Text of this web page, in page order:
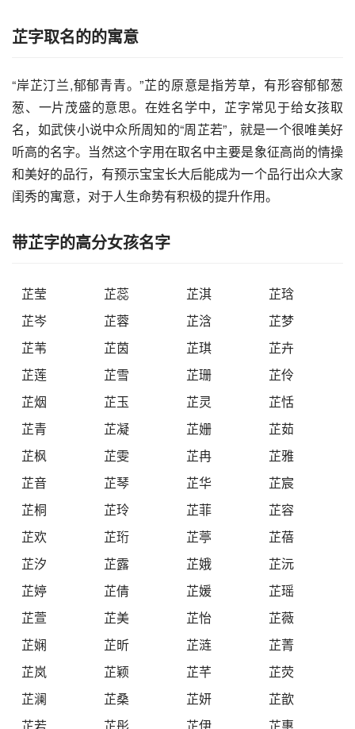
芷字取名的的寓意
“岸芷汀兰,郁郁青青。”芷的原意是指芳草，有形容郁郁葱
葱、一片茂盛的意思。在姓名学中，芷字常见于给女孩取
名，如武侠小说中众所周知的“周芷若”，就是一个很唯美好
听高的名字。当然这个字用在取名中主要是象征高尚的情操
和美好的品行，有预示宝宝长大后能成为一个品行出众大家
闺秀的寓意，对于人生命势有积极的提升作用。
带芷字的高分女孩名字
芷莹 芷蕊 芷淇
芷琀
芷岑
芷蓉 芷浛
芷梦
芷苇
芷茵 芷琪
芷卉
芷莲
芷雪 芷珊
芷伶
芷烟
芷玉 芷灵
芷恬
芷青
芷凝 芷姗
芷茹
芷枫
芷雯 芷冉
芷雅
芷音
芷琴 芷华
芷宸
芷桐
芷玲 芷菲
芷容
芷欢
芷珩 芷葶
芷蓓
芷汐
芷露 芷娥
芷沅
芷婷
芷倩 芷媛
芷瑶
芷萱
芷美 芷怡
芷薇
芷娴
芷昕 芷涟
芷菁
芷岚
芷颖 芷芊
芷荧
芷澜
芷桑 芷妍
芷歆